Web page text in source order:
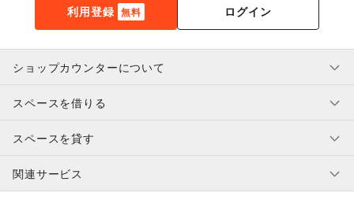
利用登録 無料 ログイン
ショップカウンターについて
利用規約・ガイドライン
特定商取引法に基づく表示
補償プログラム
スペースを借りる
スペースを借りたい人へ
ユーザー利用規約
提携パートナー
スペースを貸す
スペースを貸したい方へ
オーナー利用規約
関連サービス